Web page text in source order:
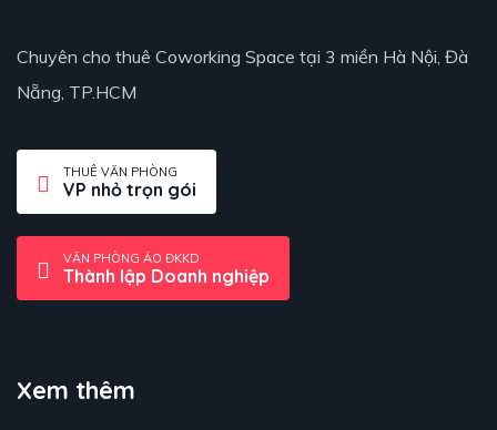
Chuyên cho thuê Coworking Space tại 3 miền Hà Nội, Đà
Nẵng, TP.HCM
THUÊ VĂN PHÒNG
VP nhỏ trọn gói
VĂN PHÒNG ẢO ĐKKD
Thành lập Doanh nghiệp
Xem thêm